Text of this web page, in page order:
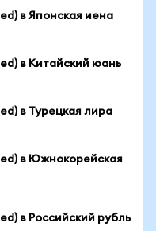
в Японская иена
в Китайский юань
в Турецкая лира
в Южнокорейская
в Российский рубль